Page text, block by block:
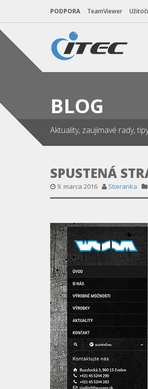
PODPORA TeamViewer
BLOG
Aktuality, zaujímavé rady,
SPUSTENÁ
9. marca 2016 Stieranka